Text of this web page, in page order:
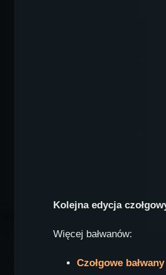
Kolejna edycja
Więcej bałwanów:
Czołgowe